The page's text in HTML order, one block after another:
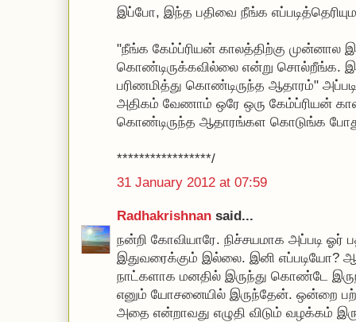
இப்போ, இந்த பதிவை நீங்க
"நீங்க கேம்ப்ரியன் காலத்திற்கு முன்னால
கொண்டிருக்கவில்லை என்று சொல்றீங்க.
பரிணமித்து கொண்டிருந்த ஆதாரம்"
அதிகம் வேணாம் ஒரே ஒரு கேம்ப்ரியன்
கொண்டிருந்த ஆதாரங்கள கொடுங்க
*****************/
31 January 2012 at 07:59
Radhakrishnan said...
நன்றி கோவியாரே. நிச்சயமாக அப்படி ஓர்
இதுவரைக்கும் இல்லை. இனி எப்படியோ?
நாட்களாக மனதில் இருந்து கொண்டே
எனும் யோசனையில் இருந்தேன். ஒன்றை
அதை என்றாவது எழுதி விடும் வழக்கம்